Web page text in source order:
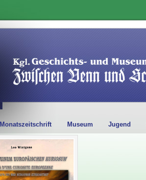
Monatszeitschrift Museum Jugend